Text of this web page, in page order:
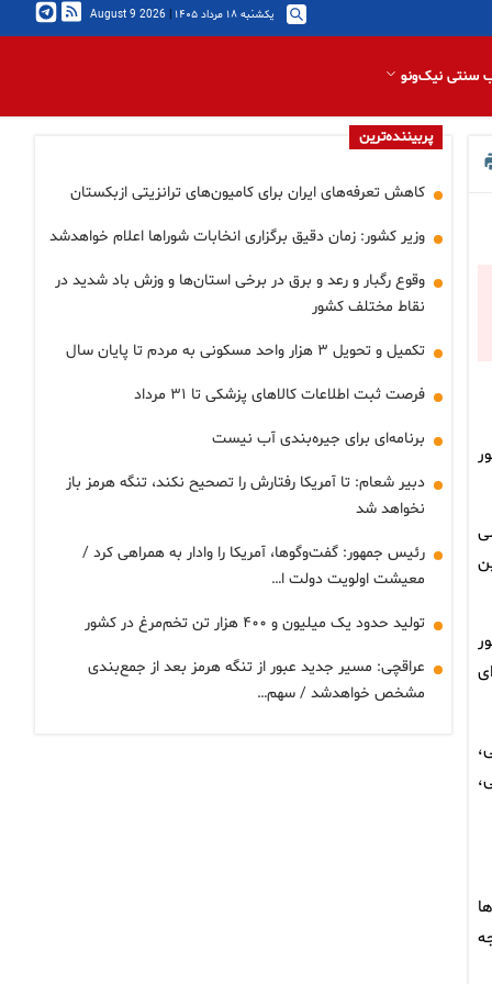
یکشنبه ۱۸ مرداد ۱۴۰۵ |
2026 August 9
سنتی نیک‌ونو
پربیننده‌ترین
کاهش تعرفه‌های ایران برای کامیون‌های ترانزیتی ازبکستان
وزیر کشور: زمان دقیق برگزاری انخابات شوراها اعلام خواهدشد
وقوع رگبار و رعد و برق در برخی استان‌ها و وزش باد شدید در
نقاط مختلف کشور
تکمیل و تحویل ۳ هزار واحد مسکونی به مردم تا پایان سال
فرصت ثبت اطلاعات کالاهای پزشکی تا ۳۱ مرداد
برنامه‌ای برای جیره‌بندی آب نیست
دبیر شعام: تا آمریکا رفتارش را تصحیح نکند، تنگه هرمز باز
نخواهد شد
رئیس جمهور: گفت‌وگوها، آمریکا را وادار به همراهی کرد /
معیشت اولویت دولت ا…
تولید حدود یک میلیون و ۴۰۰ هزار تن تخم‌مرغ در کشور
عراقچی: مسیر جدید عبور از تنگه هرمز بعد از جمع‌بندی
مشخص خواهدشد / سهم…